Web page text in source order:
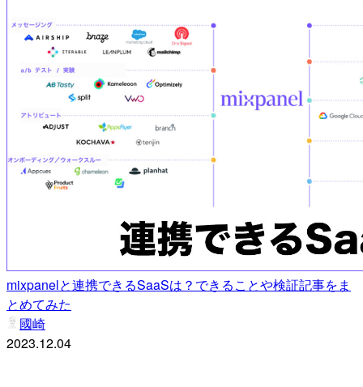
mixpanelと連携できるSaaSは？できることや検証記事をま
とめてみた
國崎
2023.12.04